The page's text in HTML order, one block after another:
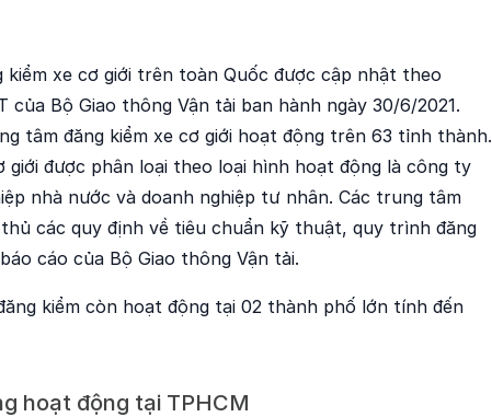
kiểm xe cơ giới trên toàn Quốc được cập nhật theo
của Bộ Giao thông Vận tải ban hành ngày 30/6/2021.
tâm đăng kiểm xe cơ giới hoạt động trên 63 tỉnh thành.
giới được phân loại theo loại hình hoạt động là công ty
nhà nước và doanh nghiệp tư nhân. Các trung tâm
các quy định về tiêu chuẩn kỹ thuật, quy trình đăng
cáo của Bộ Giao thông Vận tải.
kiểm còn hoạt động tại 02 thành phố lớn tính đến
hoạt động tại TPHCM